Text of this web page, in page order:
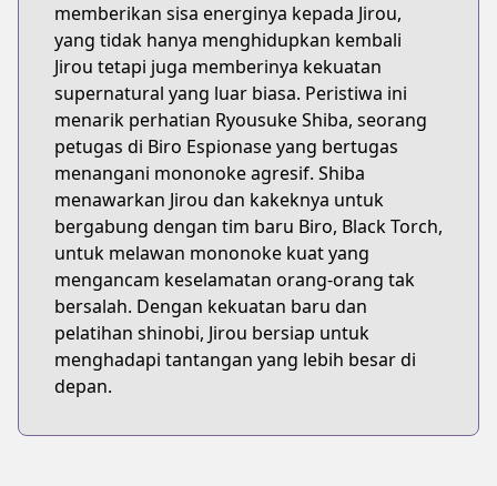
memberikan sisa energinya kepada Jirou,
yang tidak hanya menghidupkan kembali
Jirou tetapi juga memberinya kekuatan
supernatural yang luar biasa. Peristiwa ini
menarik perhatian Ryousuke Shiba, seorang
petugas di Biro Espionase yang bertugas
menangani mononoke agresif. Shiba
menawarkan Jirou dan kakeknya untuk
bergabung dengan tim baru Biro, Black Torch,
untuk melawan mononoke kuat yang
mengancam keselamatan orang-orang tak
bersalah. Dengan kekuatan baru dan
pelatihan shinobi, Jirou bersiap untuk
menghadapi tantangan yang lebih besar di
depan.